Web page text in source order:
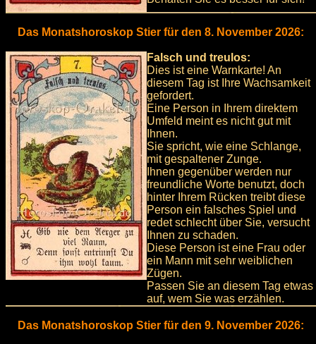
Das Monatshoroskop Stier für den 8. November 2026:
Falsch und treulos:
Dies ist eine Warnkarte! An
diesem Tag ist Ihre Wachsamkeit
gefordert.
Eine Person in Ihrem direktem
Umfeld meint es nicht gut mit
Ihnen.
Sie spricht, wie eine Schlange,
mit gespaltener Zunge.
Ihnen gegenüber werden nur
freundliche Worte benutzt, doch
hinter Ihrem Rücken treibt diese
Person ein falsches Spiel und
redet schlecht über Sie, versucht
Ihnen zu schaden.
Diese Person ist eine Frau oder
ein Mann mit sehr weiblichen
Zügen.
Passen Sie an diesem Tag etwas
auf, wem Sie was erzählen.
Das Monatshoroskop Stier für den 9. November 2026: